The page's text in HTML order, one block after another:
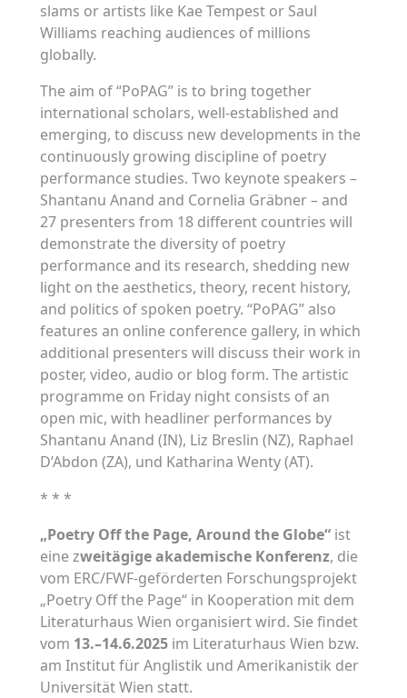
slams or artists like Kae Tempest or Saul
Williams reaching audiences of millions
globally.
The aim of “PoPAG” is to bring together
international scholars, well-established and
emerging, to discuss new developments in the
continuously growing discipline of poetry
performance studies. Two keynote speakers –
Shantanu Anand and Cornelia Gräbner – and
27 presenters from 18 different countries will
demonstrate the diversity of poetry
performance and its research, shedding new
light on the aesthetics, theory, recent history,
and politics of spoken poetry. “PoPAG” also
features an online conference gallery, in which
additional presenters will discuss their work in
poster, video, audio or blog form. The artistic
programme on Friday night consists of an
open mic, with headliner performances by
Shantanu Anand (IN), Liz Breslin (NZ), Raphael
D’Abdon (ZA), und Katharina Wenty (AT).
* * *
„Poetry Off the Page, Around the Globe“ ist
eine zweitägige akademische Konferenz, die
vom ERC/FWF-geförderten Forschungsprojekt
„Poetry Off the Page“ in Kooperation mit dem
Literaturhaus Wien organisiert wird. Sie findet
vom 13.–14.6.2025 im Literaturhaus Wien bzw.
am Institut für Anglistik und Amerikanistik der
Universität Wien statt.